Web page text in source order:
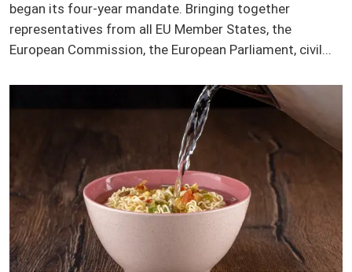
began its four-year mandate. Bringing together
representatives from all EU Member States, the
European Commission, the European Parliament, civil...